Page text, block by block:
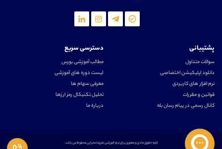
پشتیبانی
سوالات متداول
دانلود اپلیکیشن اختصاصی
نرم افزار های کاربردی
قوانین و مقررات
کانال رسمی در پیام رسان بله
دسترسی سریع
مطالب آموزشی بورس
لیست دوره های آموزشی
معرفی سهام ها
تحلیل تکنیکال رمز ارزها
درباره ما
کلیه حقوق مادی و معنوی برای تیم آموزشی علیرضا محرابی محفوظ می باشد.